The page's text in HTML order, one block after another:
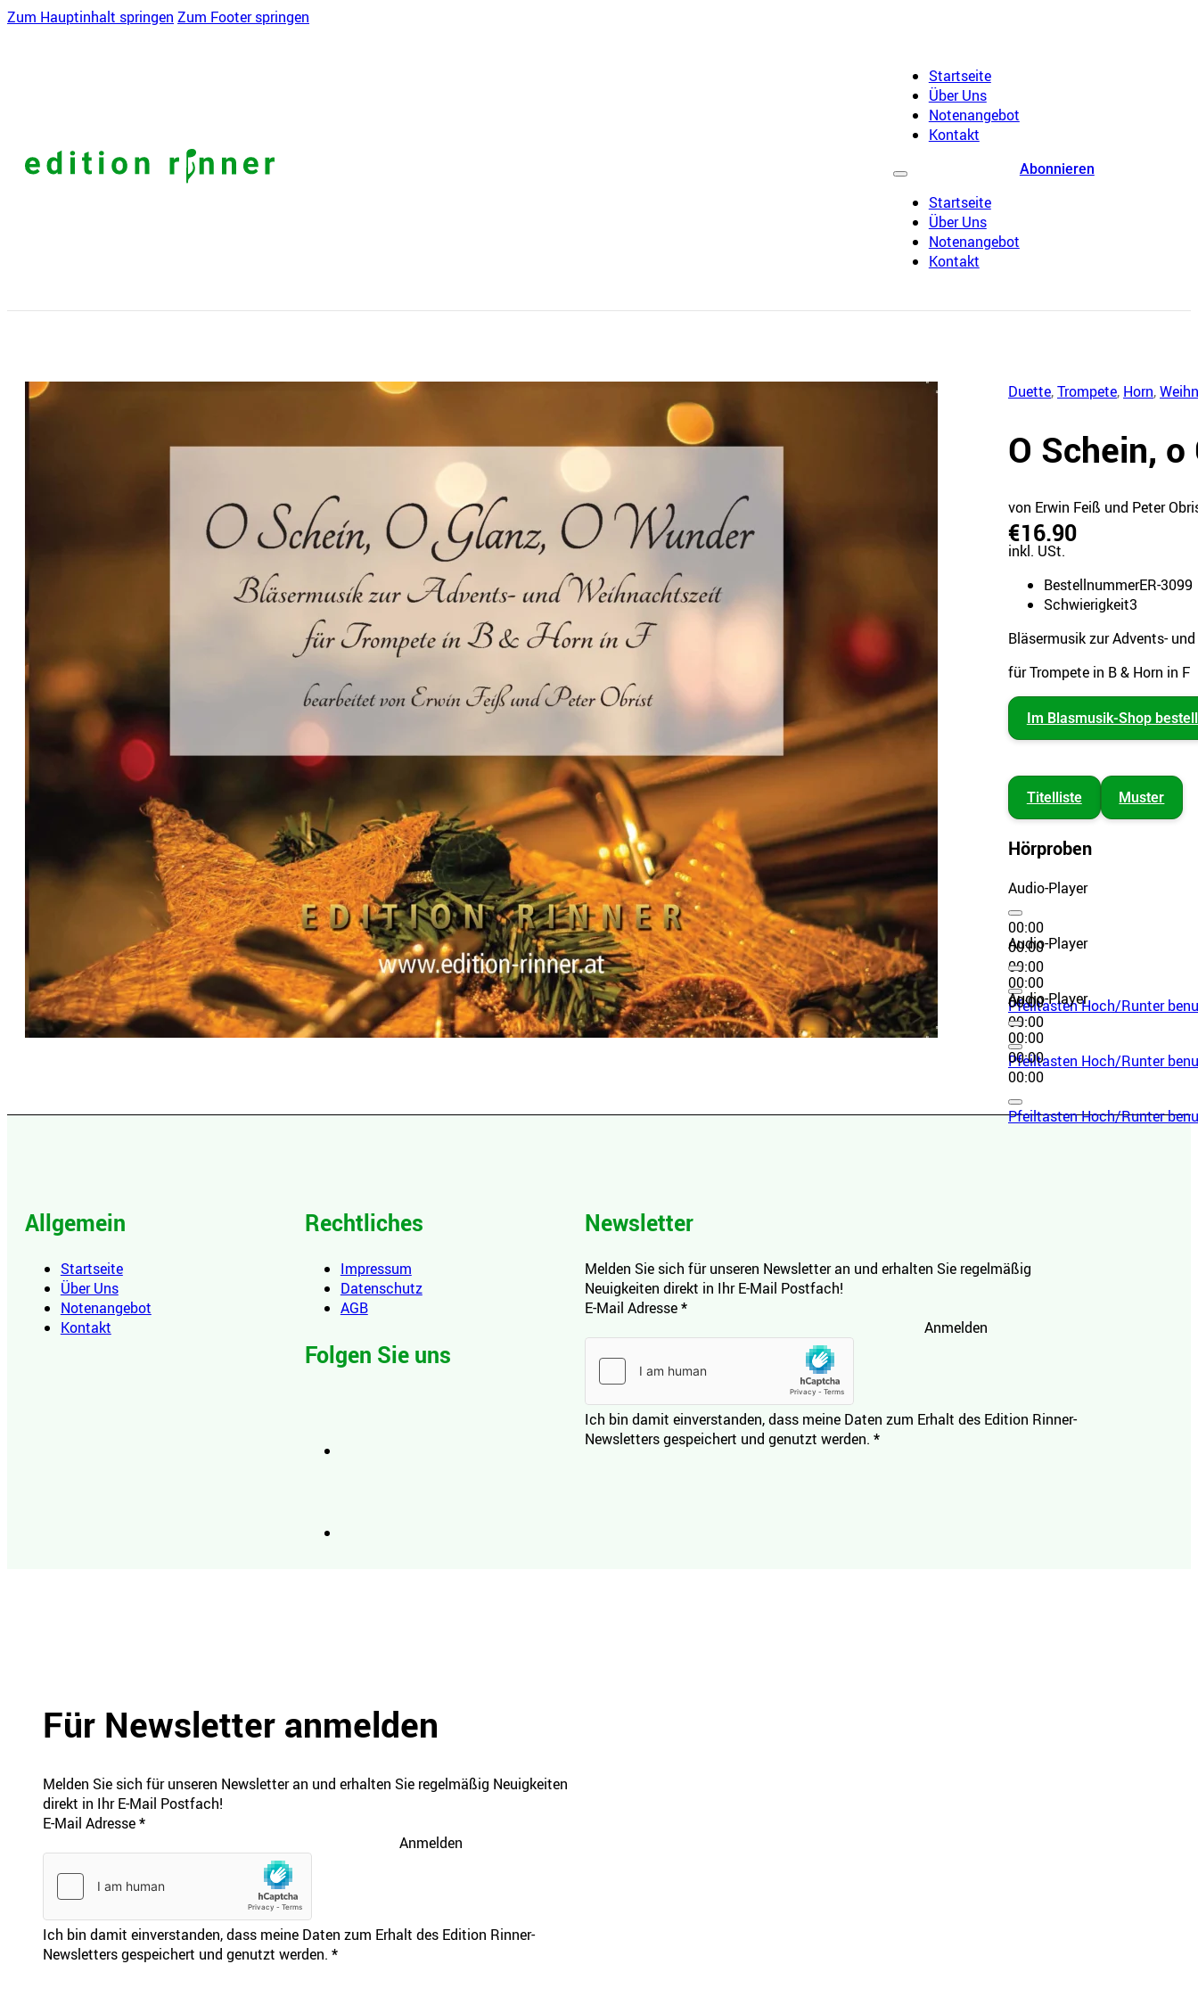
Zum Hauptinhalt springen Zum Footer springen
Startseite
Über Uns
Notenangebot
Kontakt
Startseite
Über Uns
Notenangebot
Kontakt
Abonnieren
Duette,Trompete, Horn,
O Schein,
von Erwin Feiß und Peter
€16.90
inkl. USt.
BestellnummerER-3099
Schwierigkeit3
Bläsermusik zur Advents-
für Trompete in B & Horn in F
Im Blasmusik-Shop
Titelliste Muster
Hörproben
Audio-Player
00:00
00:00
00:00
Pfeiltasten Hoch/Runter
Audio-Player
00:00
00:00
00:00
Pfeiltasten Hoch/Runter
Audio-Player
00:00
00:00
00:00
Pfeiltasten Hoch/Runter
Allgemein
Startseite
Über Uns
Notenangebot
Kontakt
Rechtliches
Impressum
Datenschutz
AGB
Folgen Sie uns
Newsletter
Melden Sie sich für unseren Newsletter an und erhalten Sie regelmäßig
Neuigkeiten direkt in Ihr E-Mail Postfach!
E-Mail Adresse*
Anmelden
Ich bin damit einverstanden, dass meine Daten zum Erhalt des Edition Rinner-
Newsletters gespeichert und genutzt werden. *
Für Newsletter anmelden
Melden Sie sich für unseren Newsletter an und erhalten Sie regelmäßig Neuigkeiten
direkt in Ihr E-Mail Postfach!
E-Mail Adresse *
Anmelden
Ich bin damit einverstanden, dass meine Daten zum Erhalt des Edition Rinner-
Newsletters gespeichert und genutzt werden. *